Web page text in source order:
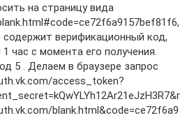
на страницу вида
содержит верификационный код,
час с момента его получения.
5 . Делаем в браузере запрос
access_token?
blank.html&code=ce72f6a9